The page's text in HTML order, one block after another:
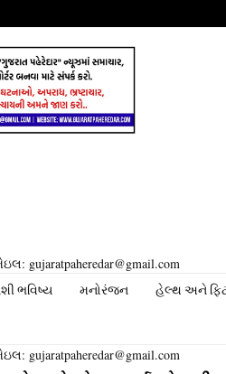
gujaratpaheredar@gmail.com
ભવિષ્ય મનોરંજન હેલ્થ અને
gujaratpaheredar@gmail.com